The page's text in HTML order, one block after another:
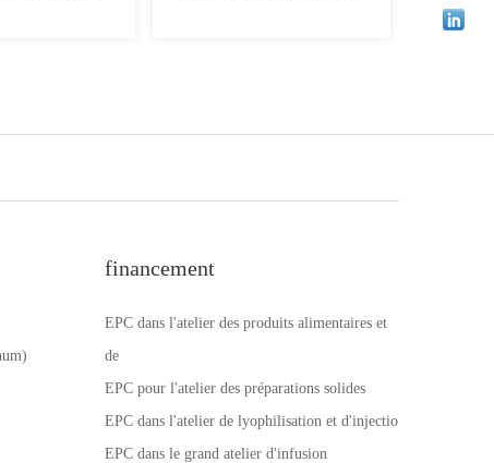
financement
EPC dans l'atelier des produits alimentaires et
de
EPC pour l'atelier des préparations solides
EPC dans l'atelier de lyophilisation et d'injectio
EPC dans le grand atelier d'infusion